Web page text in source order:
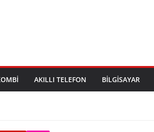
AKILLI TELEFON BILGISAYAR